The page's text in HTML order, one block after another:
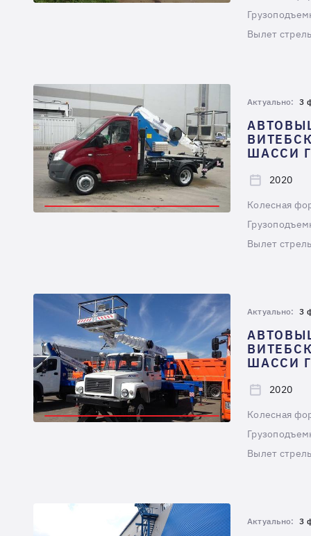
Вылет
Актуально: 3
ШАССИ
2020
Колесная
Вылет
Актуально: 3
ШАССИ
2020
Колесная
Вылет
Актуально: 3